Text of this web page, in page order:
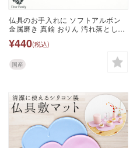
仏具のお手入れに ソフトアルボン
金属磨き 真鍮 おりん 汚れ落とし
ー 便利 簡単 クリーム 手入れ 仏具
お輪 掃除用品 掃除道具 国産 日本製
¥440(税込)
国産